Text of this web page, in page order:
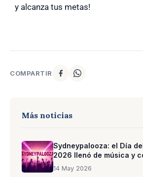
y alcanza tus metas!
COMPARTIR
Más noticias
Sydneypalooza: el Día
2026 llenó de música y
14 May 2026